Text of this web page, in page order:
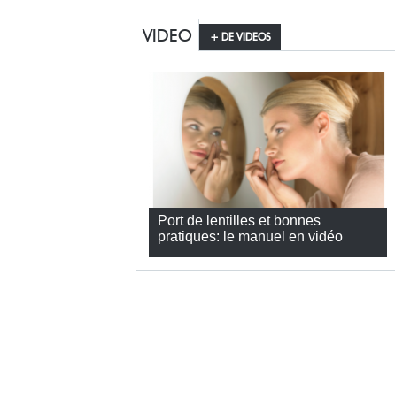
VIDEO + DE VIDEOS
Port de lentilles et bonnes
pratiques: le manuel en vidéo